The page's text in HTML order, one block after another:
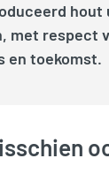
hout
met respect
en toekomst.